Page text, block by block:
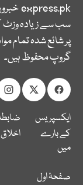
express.pk
سب سے زیادہ وزٹ
پر شائع شدہ تمام
گروپ محفوظ ہیں۔
ایکسپریس
کے بارے
میں
اخلاق
صفحۂ اول